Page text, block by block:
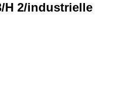
H 2/industrielle